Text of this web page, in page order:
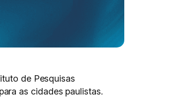
de Pesquisas
as cidades paulistas.